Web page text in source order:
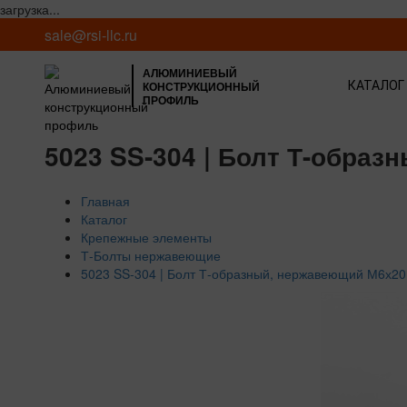
загрузка...
sale@rsi-llc.ru
АЛЮМИНИЕВЫЙ
КОНСТРУКЦИОННЫЙ
ПРОФИЛЬ
КАТАЛОГ
5023 SS-304 | Болт Т-
Главная
Каталог
Крепежные элементы
Т-Болты нержавеющие
5023 SS-304 | Болт Т-образный, нержавеющий